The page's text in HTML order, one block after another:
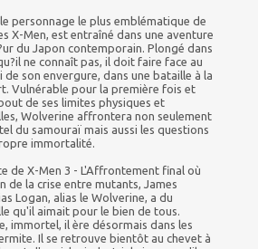
personnage le plus emblématique de
X-Men, est entraîné dans une aventure
du Japon contemporain. Plongé dans
ne connaît pas, il doit faire face au
de son envergure, dans une bataille à la
Vulnérable pour la première fois et
de ses limites physiques et
Wolverine affrontera non seulement
du samouraï mais aussi les questions
immortalité.
de X-Men 3 - L'Affrontement final où
de la crise entre mutants, James
Logan, alias le Wolverine, a du
qu'il aimait pour le bien de tous.
immortel, il ère désormais dans les
Il se retrouve bientôt au chevet à